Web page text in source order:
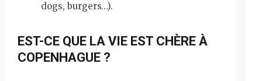
dogs, burgers…).
EST-CE QUE LA VIE EST CHÈRE À
COPENHAGUE ?